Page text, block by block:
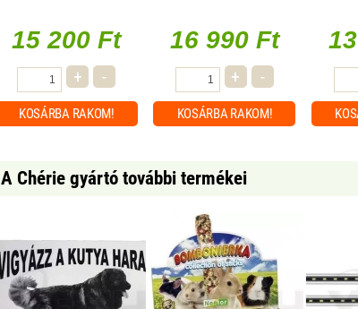
15 200 Ft
+ -
KOSÁRBA RAKOM!
16 990 Ft
+ -
KOSÁRBA RAKOM!
A Chérie gyártó további termékei